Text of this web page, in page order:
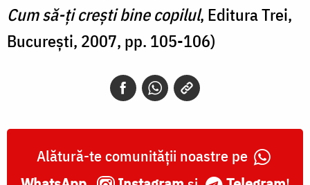
Cum să-ţi creşti bine copilul, Editura Trei,
București, 2007, pp. 105-106)
Alătură-te comunității noastre pe